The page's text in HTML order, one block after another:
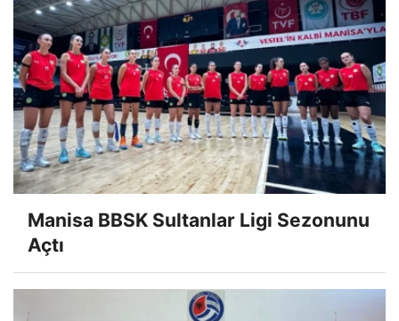
Manisa BBSK Sultanlar Ligi Sezonunu
Açtı